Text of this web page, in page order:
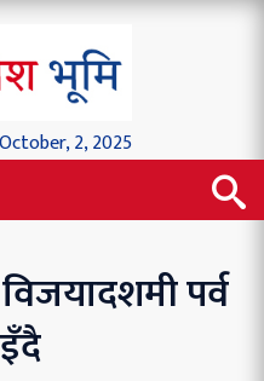
October, 2, 2025
पर्व